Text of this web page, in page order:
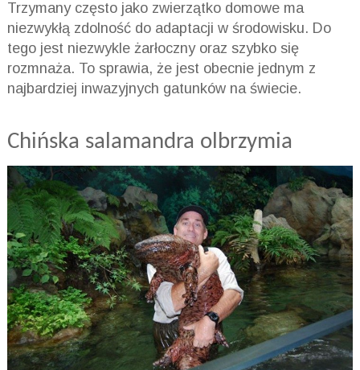
Trzymany często jako zwierzątko domowe ma
niezwykłą zdolność do adaptacji w środowisku. Do
tego jest niezwykle żarłoczny oraz szybko się
rozmnaża. To sprawia, że jest obecnie jednym z
najbardziej inwazyjnych gatunków na świecie.
Chińska salamandra olbrzymia